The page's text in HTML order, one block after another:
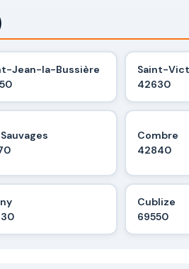
Jean-la-Bussière
Saint-
42630
Combre
42840
Cublize
69550